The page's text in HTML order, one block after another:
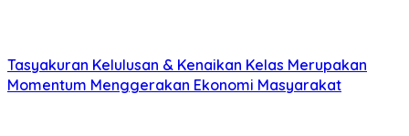
Tasyakuran Kelulusan & Kenaikan Kelas Merupakan
Momentum Menggerakan Ekonomi Masyarakat